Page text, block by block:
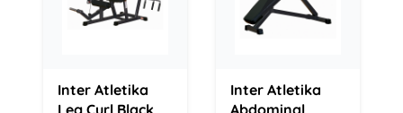
Inter Atletika
Leg Curl Black
Inter Atletika
Abdominal